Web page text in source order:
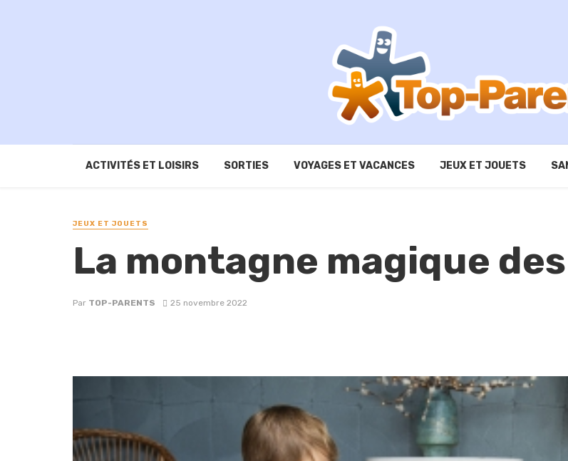
ACTIVITÉS ET LOISIRS SORTIES VOYAGES ET VACANCES JEUX ET JOUETS
JEUX ET JOUETS
La montagne magique
Par TOP-PARENTS 25 novembre 2022